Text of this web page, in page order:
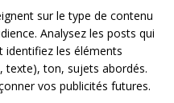
sur le type de contenu
Analysez les posts qui
identifiez les éléments
texte), ton, sujets abordés.
vos publicités futures.